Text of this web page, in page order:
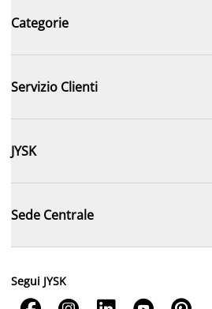
Categorie
Servizio Clienti
JYSK
Sede Centrale
Segui JYSK